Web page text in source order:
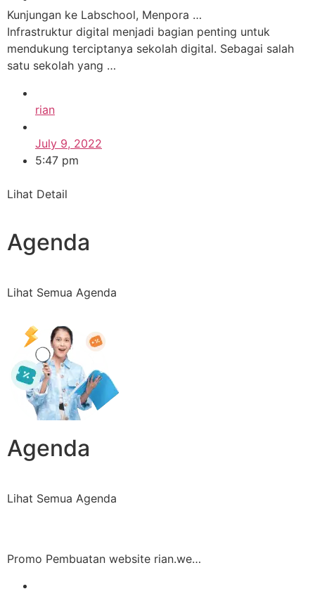
Kunjungan ke Labschool, Menpora …
Infrastruktur digital menjadi bagian penting untuk
mendukung terciptanya sekolah digital. Sebagai salah
satu sekolah yang …
rian
July 9, 2022
5:47 pm
Lihat Detail
Agenda
Lihat Semua Agenda
Agenda
Lihat Semua Agenda
Promo Pembuatan website rian.we…